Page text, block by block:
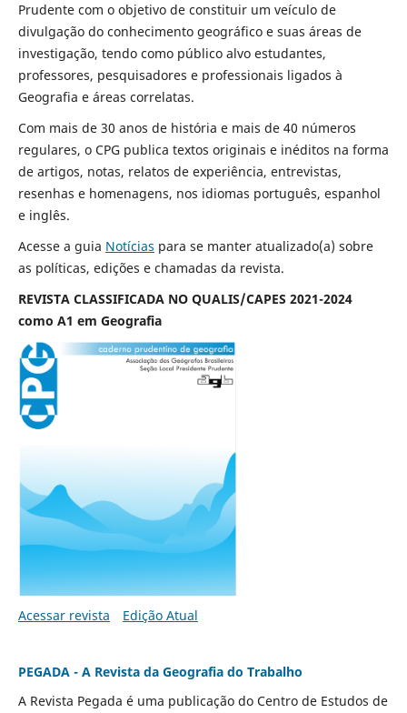
Prudente com o objetivo de constituir um veículo de
divulgação do conhecimento geográfico e suas áreas de
investigação, tendo como público alvo estudantes,
professores, pesquisadores e professionais ligados à
Geografia e áreas correlatas.
Com mais de 30 anos de história e mais de 40 números
regulares, o CPG publica textos originais e inéditos na forma
de artigos, notas, relatos de experiência, entrevistas,
resenhas e homenagens, nos idiomas português, espanhol
e inglês.
Acesse a guia Notícias para se manter atualizado(a) sobre
as políticas, edições e chamadas da revista.
REVISTA CLASSIFICADA NO QUALIS/CAPES 2021-2024
como A1 em Geografia
Acessar revista Edição Atual
PEGADA - A Revista da Geografia do Trabalho
A Revista Pegada é uma publicação do Centro de Estudos de